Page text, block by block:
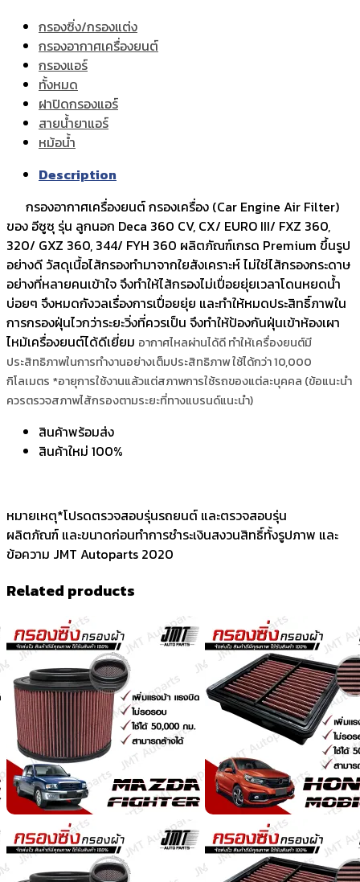
กรองซิ่ง/กรองแต่ง
กรองอากาศเครื่องยนต์
กรองแอร์
ทั้งหมด
ฝาปิดกรองแอร์
สายน้ำยาแอร์
หม้อน้ำ
Description
กรองอากาศเครื่องยนต์ กรองเครื่อง (Car Engine Air Filter)
ของ อีซูซุ รุ่น ลูกนอก Deca 360 CV, CX/ EURO III/ FXZ 360,
320/ GXZ 360, 344/ FYH 360 ผลิตภัณฑ์เกรด Premium ขึ้นรูป
อย่างดี วัสดุเนื้อไส้กรองทำมาจากใยสังเคราะห์ ไม่ใช่ไส้กรองกระดาษ
อย่างที่หลายคนเข้าใจ จึงทำให้ไส้กรองไม่เปื่อยยุ่ยเวลาโดนหยดน้ำ
บ่อยๆ จึงหมดกังวลเรื่องการเปื่อยยุ่ย และทำให้หมดประสิทธิ์ภาพใน
การกรองฝุ่นไวกว่าระยะวิ่งที่ควรเป็น จึงทำให้ป้องกันฝุ่นเข้าห้องเผา
ไหม้เครื่องยนต์ได้ดีเยี่ยม อากาศไหลผ่านได้ดี ทำให้เครื่องยนต์มี
ประสิทธิภาพในการทำงานอย่างเต็มประสิทธิภาพใช้ได้กว่า 10,000
กิโลเมตร *อายุการใช้งานแล้วแต่สภาพการใช้รถของแต่ละบุคคล (ข้อแนะนำ
ควรตรวจสภาพไส้กรองตามระยะที่ทางแบรนด์แนะนำ)
สินค้าพร้อมส่ง
สินค้าใหม่ 100%
หมายเหตุ*โปรดตรวจสอบรุ่นรถยนต์ และตรวจสอบรุ่น
ผลิตภัณฑ์ และขนาดก่อนทำการชำระเงินสงวนสิทธิ์ทั้งรูปภาพ และ
ข้อความ JMT Autoparts 2020
Related products